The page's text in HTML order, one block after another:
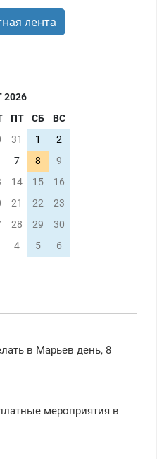
лента
2026
ПТ СБ
ВС
31 1
2
7 8
9
14 15
16
21 22
23
28 29
30
4 5 6
в Марьев день, 8
мероприятия в